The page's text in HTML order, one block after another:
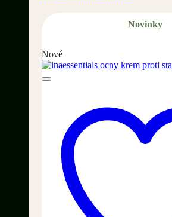
Novinky
Nové